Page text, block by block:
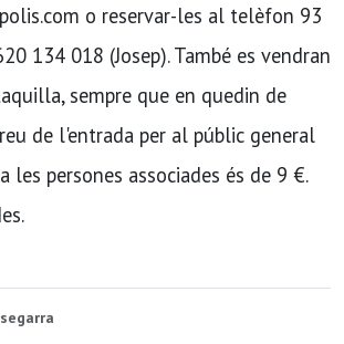
o reservar-les al telèfon 93
134 018 (Josep). També es vendran
sempre que en quedin de
de l'entrada per al públic general
les persones associades és de 9 €.